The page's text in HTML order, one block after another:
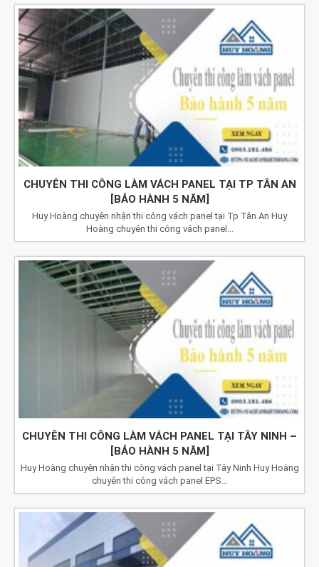
CHUYÊN THI CÔNG LÀM VÁCH PANEL TẠI TP TÂN AN
[BẢO HÀNH 5 NĂM]
Huy Hoàng chuyên nhận thi công vách panel tại Tp Tân An Huy
Hoàng chuyên thi công vách panel...
CHUYÊN THI CÔNG LÀM VÁCH PANEL TẠI TÂY NINH –
[BẢO HÀNH 5 NĂM]
Huy Hoàng chuyên nhận thi công vách panel tại Tây Ninh Huy Hoàng
chuyên thi công vách panel EPS...